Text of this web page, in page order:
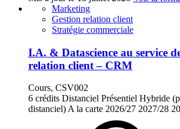
Marketing
Gestion relation client
Stratégie commerciale
I.A. & Datascience au service
relation client – CRM
Cours, CSV002
6 crédits Distanciel Présentiel Hybride
distanciel)A la carte 2026/27 2027/28